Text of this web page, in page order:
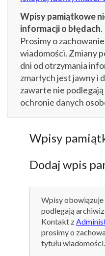
Wpisy pamiątkowe
informacji o błędach.
Prosimy o
wiadomości. Zmiany
dni od otrzymania
zmarłych jest jawny i
zawarte nie
ochronie danych
Wpisy
Dodaj wpis
Wpisy obowiązuje
podlegają
Kontakt z
prosimy o
tytułu wiadomości.